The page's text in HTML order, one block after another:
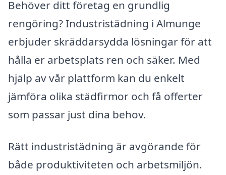
Behöver ditt företag en grundlig
rengöring? Industristädning i Almunge
erbjuder skräddarsydda lösningar för att
hålla er arbetsplats ren och säker. Med
hjälp av vår plattform kan du enkelt
jämföra olika städfirmor och få offerter
som passar just dina behov.
Rätt industristädning är avgörande för
både produktiviteten och arbetsmiljön.